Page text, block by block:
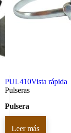
PUL410Vista rápida
Pulseras
Pulsera
Leer más